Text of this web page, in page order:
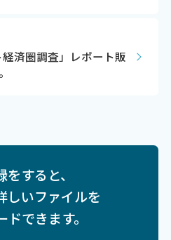
経済圏調査」レポート販
すると、
しいファイルを
できます。